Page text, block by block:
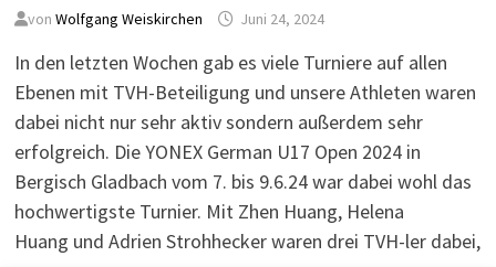
von Wolfgang Weiskirchen Juni 24, 2024
In den letzten Wochen gab es viele Turniere auf allen
Ebenen mit TVH-Beteiligung und unsere Athleten waren
dabei nicht nur sehr aktiv sondern außerdem sehr
erfolgreich. Die YONEX German U17 Open 2024 in
Bergisch Gladbach vom 7. bis 9.6.24 war dabei wohl das
hochwertigste Turnier. Mit Zhen Huang, Helena
Huang und Adrien Strohhecker waren drei TVH-ler dabei,